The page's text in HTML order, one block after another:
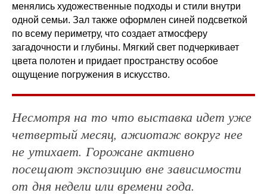
менялись художественные подходы и стили внутри
одной семьи. Зал также оформлен синей подсветкой
по всему периметру, что создает атмосферу
загадочности и глубины. Мягкий свет подчеркивает
цвета полотен и придает пространству особое
ощущение погружения в искусство.
Несмотря на то что выставка идет уже
четвертый месяц, ажиотаж вокруг нее
не утихает. Горожане активно
посещают экспозицию вне зависимости
от дня недели или времени года.